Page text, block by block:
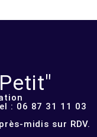
: 06 87 31 11 03
midis sur RDV.